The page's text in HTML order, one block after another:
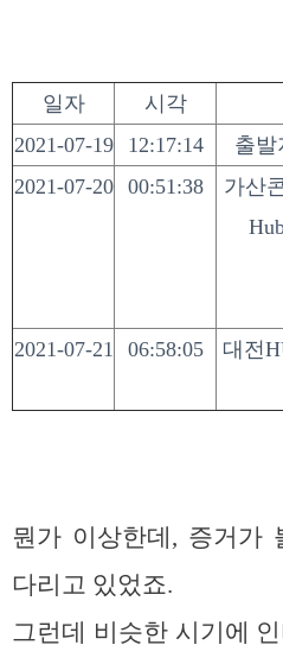
일자 시각
2021-07-19
12:17:14 출발
2021-07-20
00:51:38
가산
2021-07-21 06:58:05 대전
뭔가 이상한데, 증거가
다리고 있었죠.
그런데 비슷한 시기에